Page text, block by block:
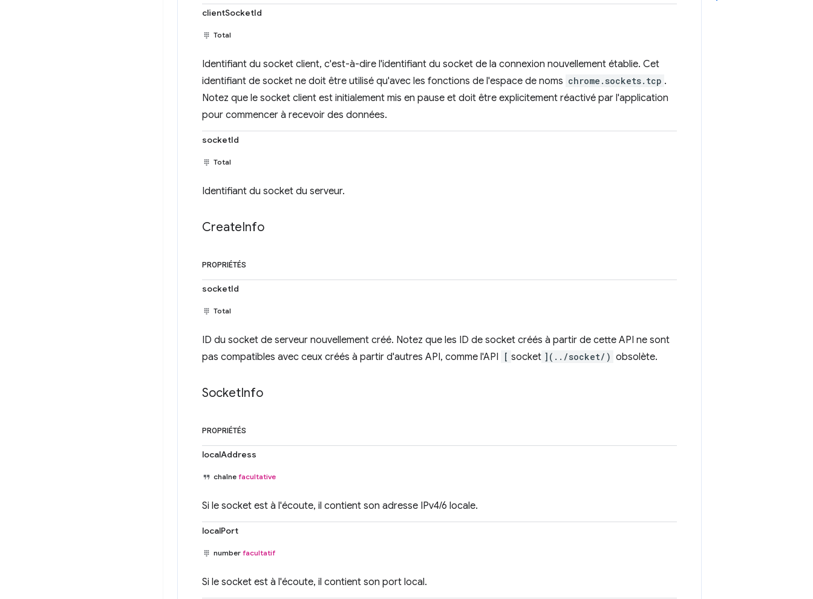
clientSocketId
Total
Identifiant du socket client, c'est-à-dire l'identifiant du socket de la connexion nouvellement établie. Cet
identifiant de socket ne doit être utilisé qu'avec les fonctions de l'espace de noms chrome.sockets.tcp .
Notez que le socket client est initialement mis en pause et doit être explicitement réactivé par l'application
pour commencer à recevoir des données.
socketId
Total
Identifiant du socket du serveur.
CreateInfo
PROPRIÉTÉS
socketId
Total
ID du socket de serveur nouvellement créé. Notez que les ID de socket créés à partir de cette API ne sont
pas compatibles avec ceux créés à partir d'autres API, comme l'API
[ socket ](../socket/) obsolète.
SocketInfo
PROPRIÉTÉS
localAddress
chaîne facultative
Si le socket est à l'écoute, il contient son adresse IPv4/6 locale.
localPort
number facultatif
Si le socket est à l'écoute, il contient son port local.